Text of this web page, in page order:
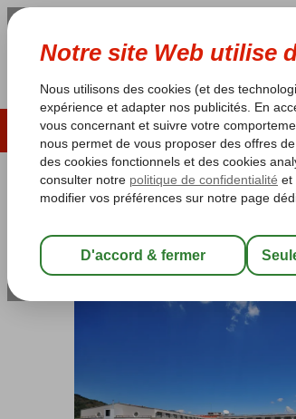
ÉTÉ 2026 LAST
Les garanties de vacances
Golden Rock Beach